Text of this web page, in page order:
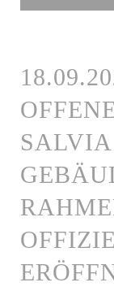
SALVIA